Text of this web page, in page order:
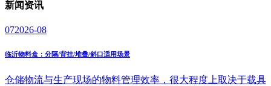
新闻资讯
072026-08
临沂物料盒：分隔/背挂/堆叠/斜口适用场景
仓储物流与生产现场的物料管理效率，很大程度上取决于载具